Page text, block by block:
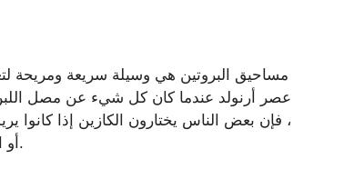
مساحيق البروتين هي وسيلة سريعة ومريحة
عصر أرنولد عندما كان كل شيء عن مصل
، فإن بعض الناس يختارون الكازين إذا كانوا
أو الكينوا. لديك أيضًا الكثير من خيارات النكهة خارج الفانيليا والشوكولاتة.